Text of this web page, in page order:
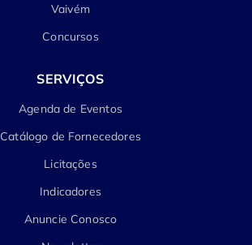
Vaivém
Concursos
SERVIÇOS
Agenda de Eventos
Catálogo de Fornecedores
Licitações
Indicadores
Anuncie Conosco